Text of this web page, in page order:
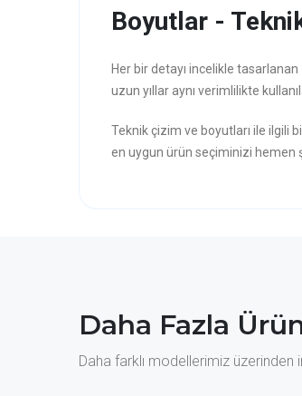
Boyutlar -
Her bir detayı incelikle
uzun yıllar aynı verimlilikte
Teknik çizim ve boyutları ile ilgili
en uygun ürün seçiminizi hemen
Daha Fazla
Daha farklı modellerimiz